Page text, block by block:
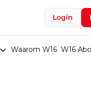
Login
Waarom W16 W16